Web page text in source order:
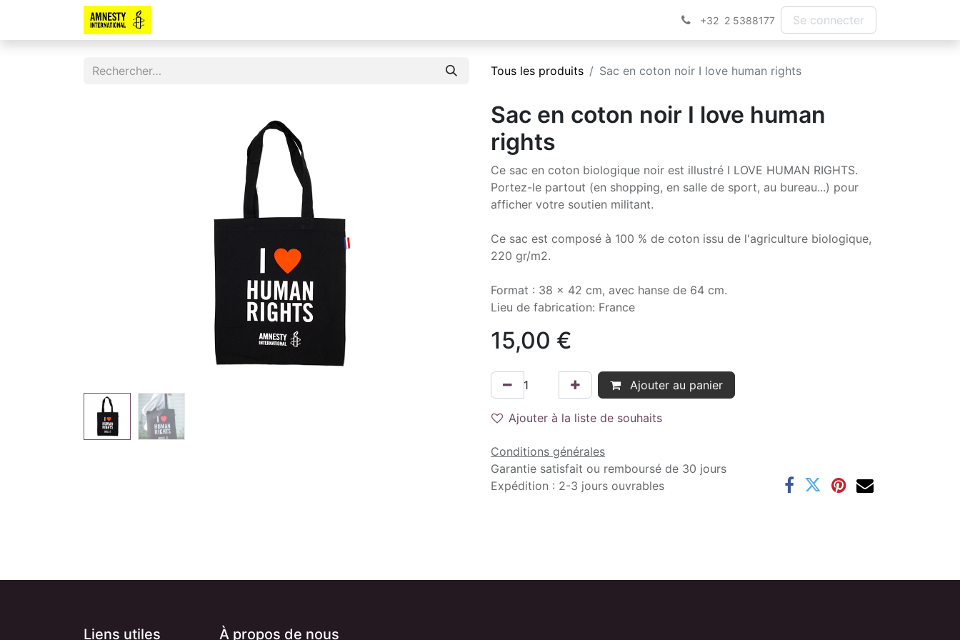
+32 2 5388177 Se connecter
Tous les produits Sac en coton noir I love human rights
Sac en coton noir I love human
rights
Ce sac en coton biologique noir est illustré I LOVE HUMAN RIGHTS.
Portez-le partout (en shopping, en salle de sport, au bureau...) pour
afficher votre soutien militant.
Ce sac est composé à 100 % de coton issu de l'agriculture biologique,
220 gr/m2.
Format : 38 x 42 cm, avec hanse de 64 cm.
Lieu de fabrication: France
15,00 €
Ajouter au panier
Ajouter à la liste de souhaits
Conditions générales
Garantie satisfait ou remboursé de 30 jours
Expédition : 2-3 jours ouvrables
Liens utiles À propos de nous